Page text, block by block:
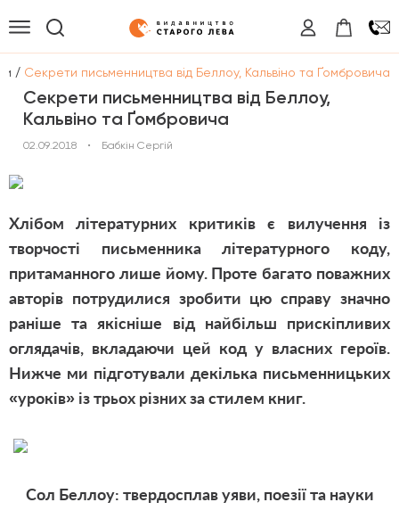
/ Секрети письменництва від Беллоу, Кальвіно та Ґомбровича
Секрети письменництва від Беллоу,
Кальвіно та Ґомбровича
02.09.2018 • Бабкін Сергій
Хлібом літературних критиків є вилучення із
творчості письменника літературного коду,
притаманного лише йому. Проте багато поважних
авторів потрудилися зробити цю справу значно
раніше та якісніше від найбільш прискіпливих
оглядачів, вкладаючи цей код у власних героїв.
Нижче ми підготували декілька письменницьких
«уроків» із трьох різних за стилем книг.
Сол Беллоу: твердосплав уяви, поезії та науки